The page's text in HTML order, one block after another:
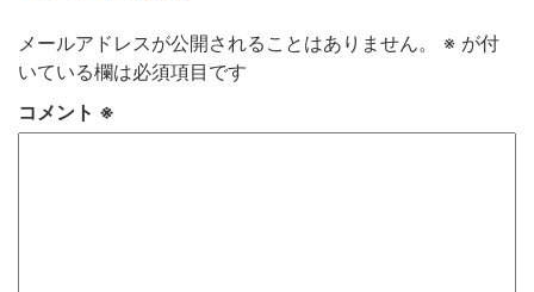
メールアドレスが公開されることはありません。 ※ が付
いている欄は必須項目です
コメント ※